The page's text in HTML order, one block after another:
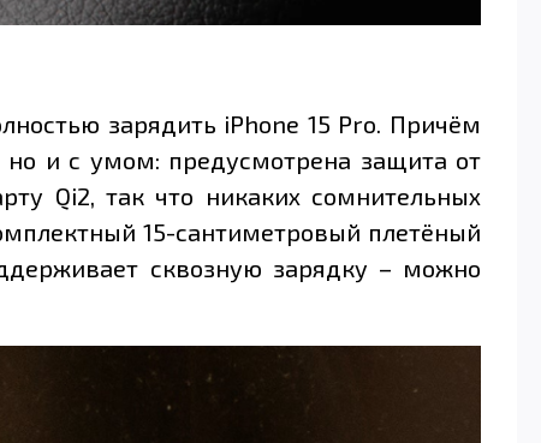
зарядить iPhone 15 Pro. Причём
но и с умом: предусмотрена защита от
Qi2, так что никаких сомнительных
15-сантиметровый плетёный
сквозную зарядку – можно